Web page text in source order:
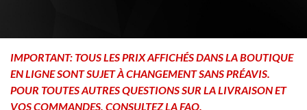
IMPORTANT: TOUS LES PRIX AFFICHÉS DANS LA BOUTIQUE
EN LIGNE SONT SUJET À CHANGEMENT SANS PRÉAVIS.
POUR TOUTES AUTRES QUESTIONS SUR LA LIVRAISON ET
VOS COMMANDES, CONSULTEZ LA FAQ.